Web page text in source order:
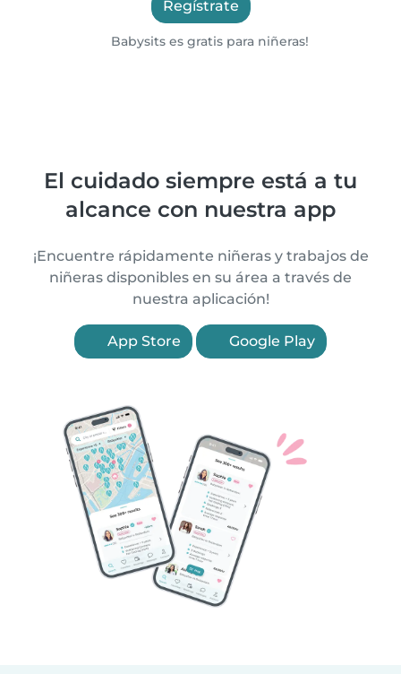
Regístrate
Babysits es gratis para niñeras!
El cuidado siempre está a tu
alcance con nuestra app
¡Encuentre rápidamente niñeras y trabajos de
niñeras disponibles en su área a través de
nuestra aplicación!
App Store Google Play